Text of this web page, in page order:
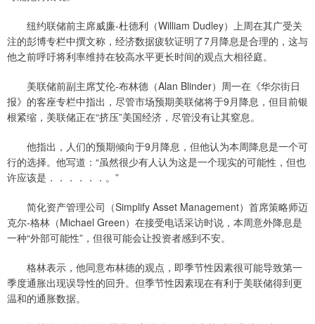
纽约联储前主席威廉-杜德利（William Dudley）上周在其广受关
注的彭博专栏中撰文称，经济数据疲软证明了7月降息是合理的，这与
他之前呼吁将利率维持在较高水平更长时间的观点大相径庭。
美联储前副主席艾伦-布林德（Alan Blinder）周一在《华尔街日
报》的客座专栏中指出，尽管市场预期美联储将于9月降息，但目前银
根紧缩，美联储正在“挤压”美国经济，尽管没有让其窒息。
他指出，人们的预期倾向于9月降息，但他认为本周降息是一个可
行的选择。他写道：“虽然很少有人认为这是一个现实的可能性，但也
许应该是．．．．．．。”
简化资产管理公司（Simplify Asset Management）首席策略师迈
克尔-格林（Michael Green）在接受电话采访时说，本周意外降息是
一种“外部可能性”，但很可能会让投资者感到不安。
格林表示，他同意布林德的观点，即季节性因素很可能导致第一
季度通胀出现误导性的回升。但季节性因素现在有利于美联储得到更
温和的通胀数据。